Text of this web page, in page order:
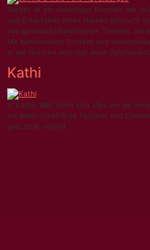
Sergec ist ein vielseitiger Künstler, der
und Entertainer einen Namen gemacht
von gesellschaftskritischen Themen, die
Mit humorvollem Content und
er die Normen und regt seine
Kathi
In Kathis Welt dreht sich alles um die
Als leidenschaftliche Tänzerin und
geschickt vereint.